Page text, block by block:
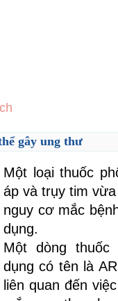
gây ung thư
Một loại thuốc
áp và trụy tim
nguy cơ mắc
dụng.
Một dòng
dụng có tên là
liên quan đến